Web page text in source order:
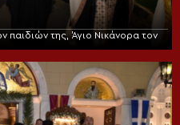
παιδιών της, Άγιο Νικάνορα τον